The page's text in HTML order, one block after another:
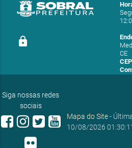
lock
CE
CEP
Siga nossas redes
sociais
Mapa do Site-
10/08/2026